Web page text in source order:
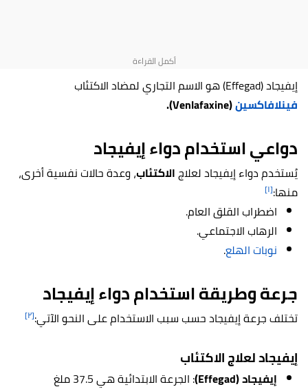
إيفيجاد (Effegad) هو الاسم التجاري لمضاد الاكتئاب
فينلافاكسين(Venlafaxine).
دواعي استخدام دواء إيفيجاد
يُستخدم دواء إيفيجاد لعلاجالاكتئاب، وعدة حالات نفسية أخرى،
منها:[١]
اضطراب القلق العام.
الرهاب الاجتماعي.
نوبات الهلع.
جرعة وطريقة استخدام دواء إيفيجاد
تختلف جرعة إيفيجاد حسب سبب الاستخدام على النحو الآتي:[٢]
إيفيجاد لعلاج الاكتئاب
إيفيجاد (Effegad)
: الجرعة الابتدائية هي 37.5 ملغ